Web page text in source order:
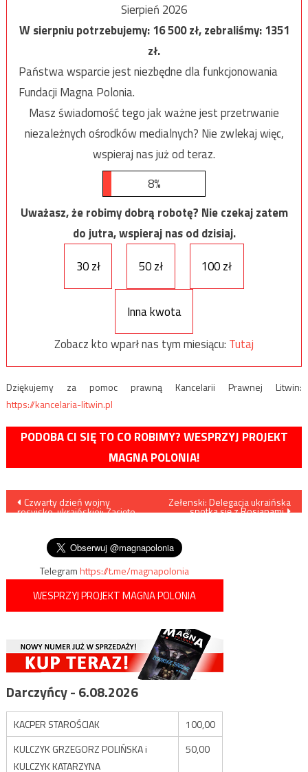
Sierpień 2026
W sierpniu potrzebujemy:16 500zł, zebraliśmy:1351
zł.
Państwa wsparcie jest niezbędne dla funkcjonowania
Fundacji Magna Polonia.
Masz świadomość tego jak ważne jest przetrwanie
niezależnych ośrodków medialnych? Nie zwlekaj więc,
wspieraj nas już od teraz.
8%
Uważasz, że robimy dobrą robotę? Nie czekaj zatem
do jutra, wspieraj nas od dzisiaj.
30 zł
50 zł 100 zł
Inna kwota
Zobacz kto wparł nas tym miesiącu: Tutaj
Dziękujemy za pomoc prawną Kancelarii Prawnej Litwin:
https://kancelaria-litwin.pl
PODOBA CI SIĘ TO CO ROBIMY? WESPRZYJ PROJEKT
MAGNA POLONIA!
Nawigacja
Czwarty dzień wojny
rosyjsko-ukraińskiej: Zacięte
Zełenski: Delegacja ukraińska
spotka się z Rosjanami
Telegramhttps://t.me/magnapolonia
WESPRZYJ PROJEKT MAGNA POLONIA
Darczyńcy - 6.08.2026
KACPER STAROŚCIAK
100,00
KULCZYK GRZEGORZ POLIŃSKA i
KULCZYK KATARZYNA
50,00